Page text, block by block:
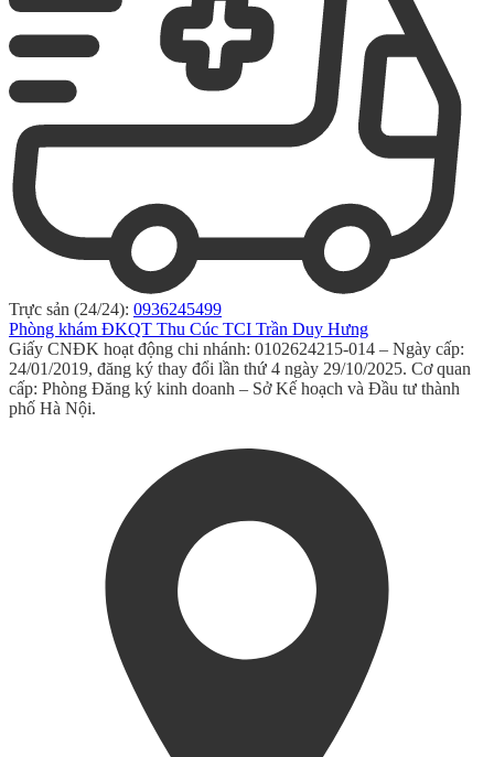
Trực sản (24/24): 0936245499
Phòng khám ĐKQT Thu Cúc TCI Trần Duy Hưng
Giấy CNĐK hoạt động chi nhánh: 0102624215-014 – Ngày cấp:
24/01/2019, đăng ký thay đổi lần thứ 4 ngày 29/10/2025. Cơ quan
cấp: Phòng Đăng ký kinh doanh – Sở Kế hoạch và Đầu tư thành
phố Hà Nội.